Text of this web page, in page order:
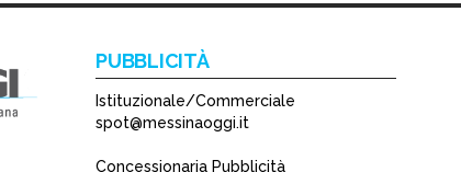
PUBBLICITÀ
Istituzionale/Commerciale
spot@messinaoggi.it
Concessionaria Pubblicità